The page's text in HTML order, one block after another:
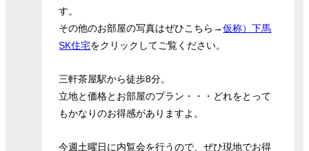
す。
その他のお部屋の写真はぜひこちら→仮称）下馬
SK住宅をクリックしてご覧ください。
三軒茶屋駅から徒歩8分。
立地と価格とお部屋のプラン・・・どれをとって
もかなりのお得感がありますよ。
今週土曜日に内覧会を行うので、ぜひ現地でお得